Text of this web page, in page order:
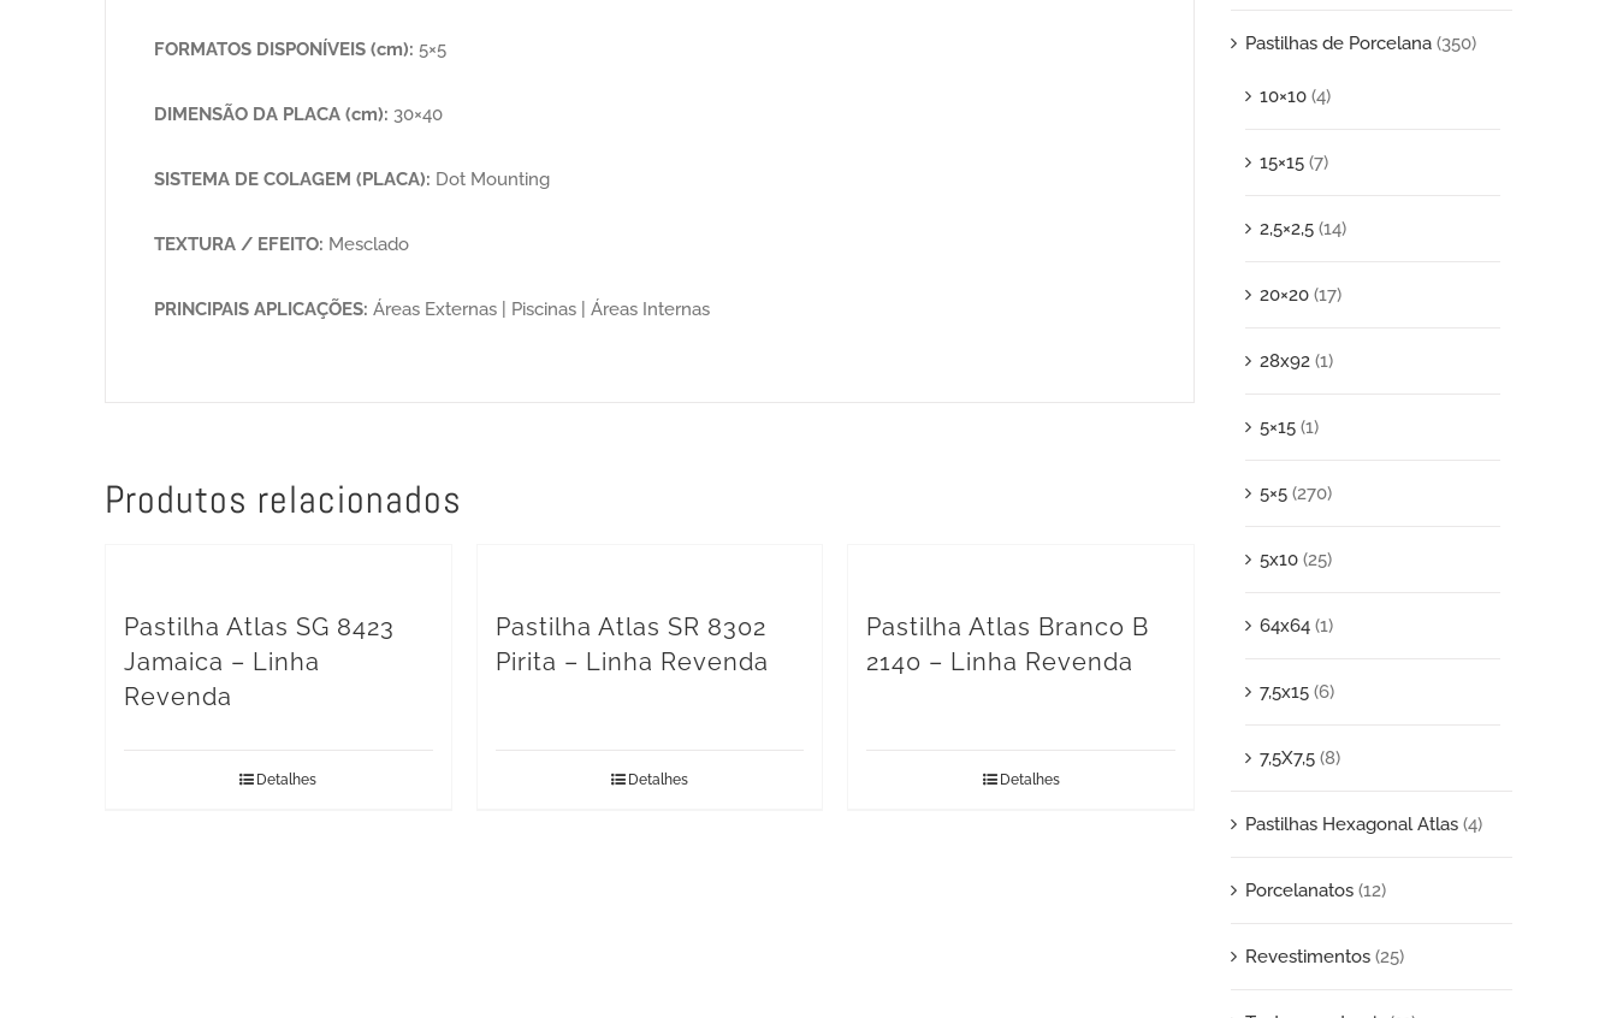
FORMATOS DISPONÍVEIS (cm): 5×5
DIMENSÃO DA PLACA (cm): 30×40
SISTEMA DE COLAGEM (PLACA): Dot Mounting
TEXTURA / EFEITO: Mesclado
PRINCIPAIS APLICAÇÕES: Áreas Externas | Piscinas | Áreas Internas
Produtos relacionados
Pastilha Atlas SG 8423
Jamaica – Linha
Revenda
Detalhes
Pastilha Atlas SR 8302
Pirita – Linha Revenda
Detalhes
Pastilha Atlas Branco B
2140 – Linha Revenda
Detalhes
Pastilhas de Porcelana (350)
10×10 (4)
15×15 (7)
2,5×2,5 (14)
20×20 (17)
28x92 (1)
5×15 (1)
5×5 (270)
5x10 (25)
64x64 (1)
7,5x15 (6)
7,5X7,5 (8)
Pastilhas Hexagonal Atlas (4)
Porcelanatos (12)
Revestimentos (25)